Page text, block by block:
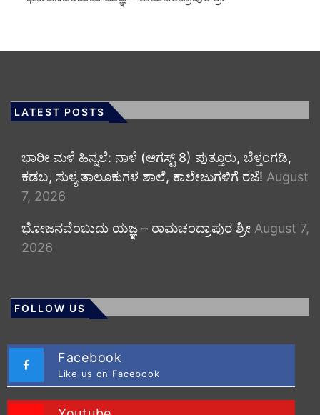
LATEST POSTS
​ಭಾರೀ ಮಳೆ ಹಿನ್ನಲೆ: ನಾಳೆ (ಆಗಸ್ಟ್ 8) ಪುತ್ತೂರು, ಬೆಳ್ತಂಗಡಿ,
ಕಡಬ, ಸುಳ್ಯ ತಾಲೂಕುಗಳ ಶಾಲೆ, ಕಾಲೇಜುಗಳಿಗೆ ರಜೆ! August
7, 2026
ಭೋಜನವೆಂಬುದು ಯಜ್ಞ – ರಾಮಚಂದ್ರಾಪುರ ಶ್ರೀ August 7,
2026
FOLLOW US
Facebook
Like us on Facebook